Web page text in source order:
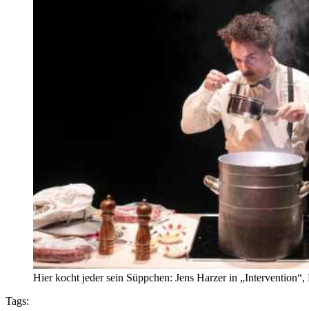
Hier kocht jeder sein Süppchen: Jens Harzer in
Tags: